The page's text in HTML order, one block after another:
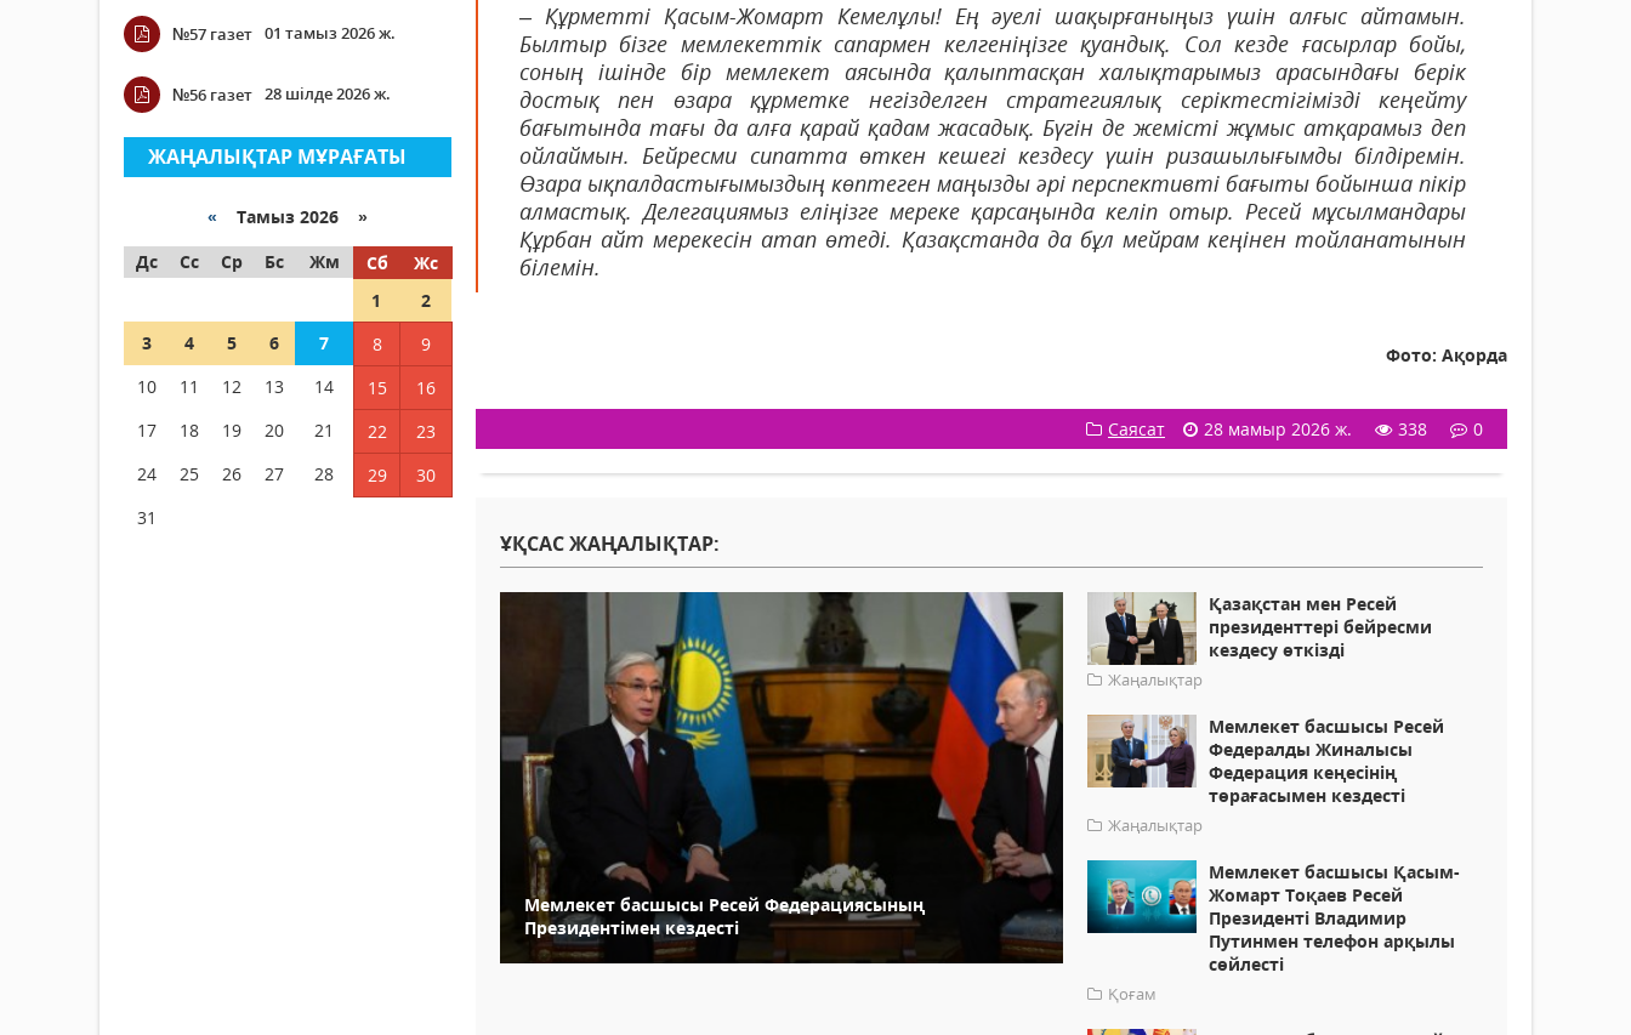
№57 газет 01 тамыз 2026 ж.
№56 газет 28 шілде 2026 ж.
ЖАҢАЛЫҚТАР МҰРАҒАТЫ
« Тамыз 2026 »
Дс
Сс Ср Бс Жм Сб
Жс
1
2
3
4 5 6 7 8
9
10
11 12 13 14 15
16
17
18 19 20 21 22
23
24
25 26 27 28 29
30
31
– Құрметті Қасым-Жомарт Кемелұлы! Ең әуелі шақырғаныңыз үшін алғыс айтамын.
Былтыр бізге мемлекеттік сапармен келгеніңізге қуандық. Сол кезде ғасырлар бойы,
соның ішінде бір мемлекет аясында қалыптасқан халықтарымыз арасындағы берік
достық пен өзара құрметке негізделген стратегиялық серіктестігімізді кеңейту
бағытында тағы да алға қарай қадам жасадық. Бүгін де жемісті жұмыс атқарамыз деп
ойлаймын. Бейресми сипатта өткен кешегі кездесу үшін ризашылығымды білдіремін.
Өзара ықпалдастығымыздың көптеген маңызды әрі перспективті бағыты бойынша пікір
алмастық. Делегациямыз еліңізге мереке қарсаңында келіп отыр. Ресей мұсылмандары
Құрбан айт мерекесін атап өтеді. Қазақстанда да бұл мейрам кеңінен тойланатынын
білемін.
Фото: Ақорда
Саясат 28 мамыр 2026 ж. 338 0
ҰҚСАС ЖАҢАЛЫҚТАР:
Мемлекет басшысы Ресей Федерациясының
Президентімен кездесті
Қазақстан мен Ресей
президенттері бейресми
кездесу өткізді
Жаңалықтар
Мемлекет басшысы Ресей
Федералды Жиналысы
Федерация кеңесінің
төрағасымен кездесті
Жаңалықтар
Мемлекет басшысы Қасым-
Жомарт Тоқаев Ресей
Президенті Владимир
Путинмен телефон арқылы
сөйлесті
Қоғам